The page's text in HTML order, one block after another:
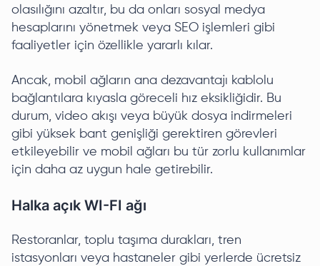
olasılığını azaltır, bu da onları sosyal medya
hesaplarını yönetmek veya SEO işlemleri gibi
faaliyetler için özellikle yararlı kılar.
Ancak, mobil ağların ana dezavantajı kablolu
bağlantılara kıyasla göreceli hız eksikliğidir. Bu
durum, video akışı veya büyük dosya indirmeleri
gibi yüksek bant genişliği gerektiren görevleri
etkileyebilir ve mobil ağları bu tür zorlu kullanımlar
için daha az uygun hale getirebilir.
Halka açık WI-FI ağı
Restoranlar, toplu taşıma durakları, tren
istasyonları veya hastaneler gibi yerlerde ücretsiz